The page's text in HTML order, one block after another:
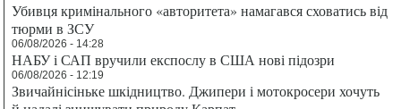
Убивця кримінального «авторитета» намагався сховатись від
тюрми в ЗСУ
06/08/2026 - 14:28
НАБУ і САП вручили експослу в США нові підозри
06/08/2026 - 12:19
Звичайнісіньке шкідництво. Джипери і мотокросери хочуть